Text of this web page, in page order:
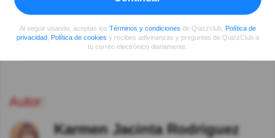
Ver más comentarios
Autor:
Karmen Jacinta Rodriguez
Al seguir usando, aceptas los Términos y condiciones de Quizzclub, Política de
privacidad
Política de cookies y recibes adivinanzas y preguntas de QuizzClub a
tu correo electrónico diariamente.